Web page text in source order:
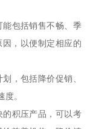
包括销售不畅、季
，以便制定相应的
，包括降价促销、
。
积压产品，可以考